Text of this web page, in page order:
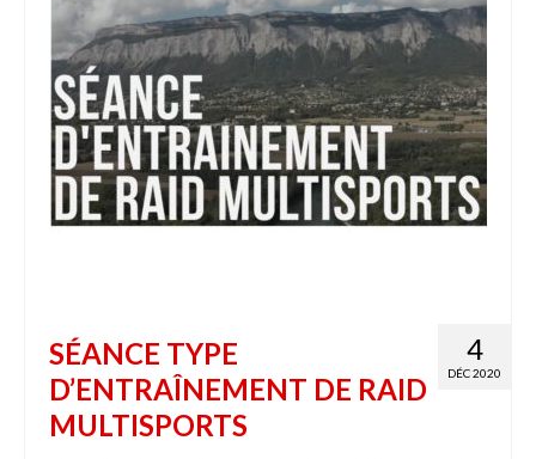
Adhésion – tarifs
Entrainements
Compétitions
Stage jeunes
A propos
4
DÉC 2020
SÉANCE TYPE
D’ENTRAÎNEMENT DE RAID
MULTISPORTS